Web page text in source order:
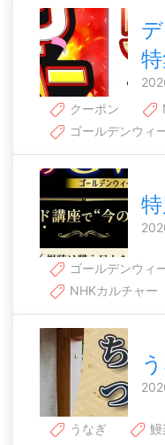
クーポン
ゴールデンウィ
ゴールデンウィ
NHKカルチャー
うなぎ 鰻